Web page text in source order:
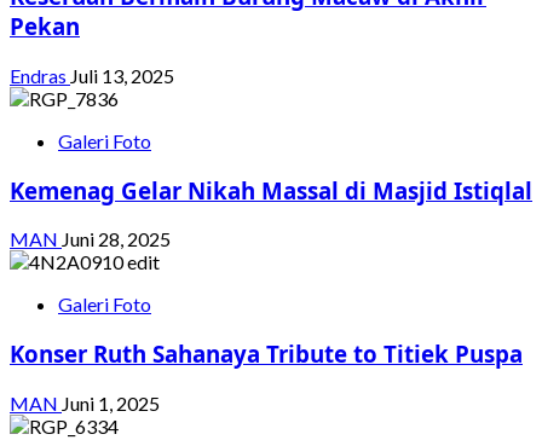
Pekan
Endras Juli 13, 2025
Galeri Foto
Kemenag Gelar Nikah Massal di Masjid Istiqlal
MAN Juni 28, 2025
Galeri Foto
Konser Ruth Sahanaya Tribute to Titiek Puspa
MAN Juni 1, 2025